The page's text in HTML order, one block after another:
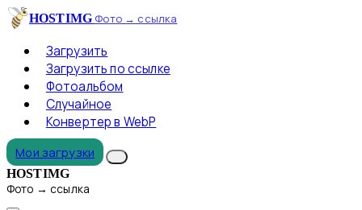
HOSTIMG Фото → ссылка
Загрузить
Загрузить по ссылке
Фотоальбом
Случайное
Конвертер в WebP
Мои загрузки
HOSTIMG
Фото → ссылка